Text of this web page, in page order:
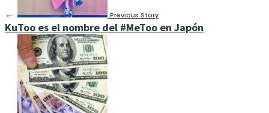
← Previous Story
KuToo es el nombre del #MeToo en Japón